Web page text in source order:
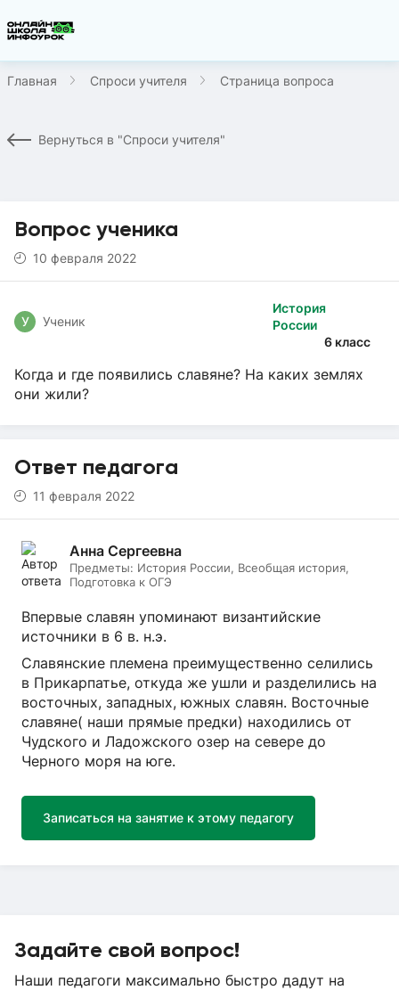
Главная Спроси учителя Страница вопроса
Вернуться в "Спроси учителя"
Вопрос ученика
10 февраля 2022
История
России
6 класс
У Ученик
Когда и где появились славяне? На каких землях
они жили?
Ответ педагога
11 февраля 2022
Анна Сергеевна
Предметы: История России, Всеобщая история,
Подготовка к ОГЭ
Впервые славян упоминают византийские
источники в 6 в. н.э.
Славянские племена преимущественно селились
в Прикарпатье, откуда же ушли и разделились на
восточных, западных, южных славян. Восточные
славяне( наши прямые предки) находились от
Чудского и Ладожского озер на севере до
Черного моря на юге.
Записаться на занятие к этому педагогу
Задайте свой вопрос!
Наши педагоги максимально быстро дадут на